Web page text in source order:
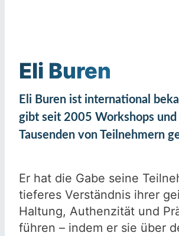
Eli Buren
Eli Buren ist international
gibt seit 2005 Workshops
Tausenden von Teilnehmern
Er hat die Gabe seine
tieferes Verständnis ihrer
Haltung, Authenzität und
führen – indem er sie über